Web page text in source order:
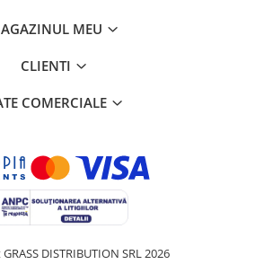
MEU
CLIENTI
COMERCIALE
DISTRIBUTION SRL 2026